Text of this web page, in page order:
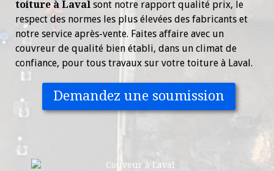
toiture à Laval sont notre rapport qualité prix, le
respect des normes les plus élevées des fabricants et
notre service après-vente. Faites affaire avec un
couvreur de qualité bien établi, dans un climat de
confiance, pour tous travaux sur votre toiture à Laval.
Demandez une soumission